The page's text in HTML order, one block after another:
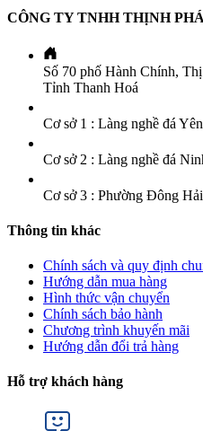
CÔNG TY TNHH THỊNH
Số 70 phố Hành Chính,
Tỉnh Thanh Hoá
Cơ sở 1 : Làng nghề đá
Cơ sở 2 : Làng nghề đá
Cơ sở 3 : Phường Đông
Thông tin khác
Chính sách và quy định
Hướng dẫn mua hàng
Hình thức vận chuyển
Chính sách bảo hành
Chương trình khuyến mãi
Hướng dẫn đổi trả hàng
Hỗ trợ khách hàng